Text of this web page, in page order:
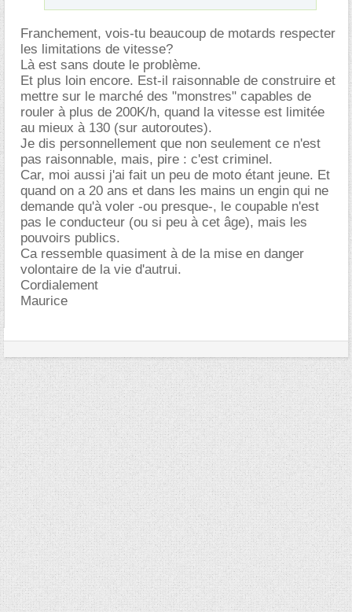
Franchement, vois-tu beaucoup de motards respecter
les limitations de vitesse?
Là est sans doute le problème.
Et plus loin encore. Est-il raisonnable de construire et
mettre sur le marché des "monstres" capables de
rouler à plus de 200K/h, quand la vitesse est limitée
au mieux à 130 (sur autoroutes).
Je dis personnellement que non seulement ce n'est
pas raisonnable, mais, pire : c'est criminel.
Car, moi aussi j'ai fait un peu de moto étant jeune. Et
quand on a 20 ans et dans les mains un engin qui ne
demande qu'à voler -ou presque-, le coupable n'est
pas le conducteur (ou si peu à cet âge), mais les
pouvoirs publics.
Ca ressemble quasiment à de la mise en danger
volontaire de la vie d'autrui.
Cordialement
Maurice